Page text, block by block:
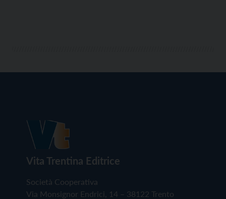
Vita Trentina Editrice
Società Cooperativa
Via Monsignor Endrici, 14 – 38122 Trento